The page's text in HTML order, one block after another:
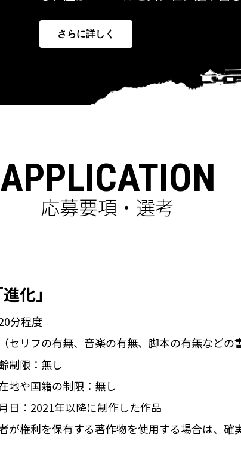
さらに詳しく
APPLICATION
応募要項・選考
進化」
分程度
リフの有無、音楽の有無、脚本の有無などの
制限：無し
地や国籍の制限：無し
日：2021年以降に制作した作品
が権利を保有する著作物を使用する場合は、確